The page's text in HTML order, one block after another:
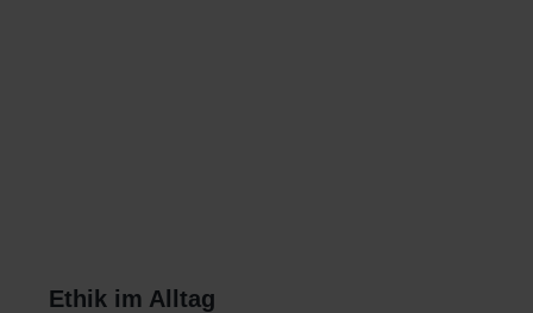
Ethik im Alltag